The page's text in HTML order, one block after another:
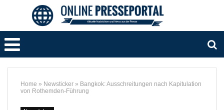
Home » Newsticker » Bangkok: Ausschreitungen nach Kapitulation
von Rothemden-Führung